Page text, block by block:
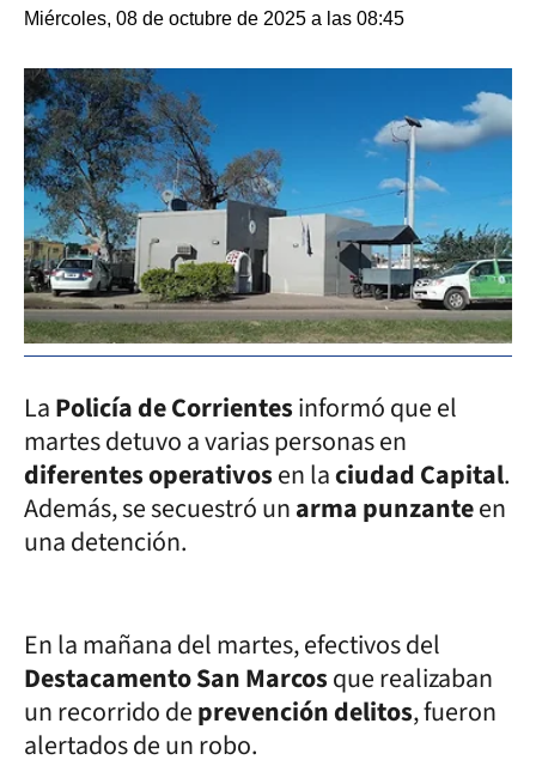
Miércoles, 08 de octubre de 2025 a las 08:45
LaPolicía de Corrientesinformó que el
martes detuvo a varias personas en
diferentes operativosen laciudad Capital.
Además, se secuestró unarma punzanteen
una detención.
En la mañana del martes, efectivos del
Destacamento San Marcosque realizaban
un recorrido deprevención delitos, fueron
alertados de un robo.